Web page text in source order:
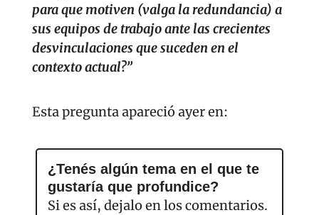
para que motiven (valga la redundancia) a
sus equipos de trabajo ante las crecientes
desvinculaciones que suceden en el
contexto actual?”
Esta pregunta apareció ayer en:
¿Tenés algún tema en el que te
gustaría que profundice?
Si es así, dejalo en los comentarios.